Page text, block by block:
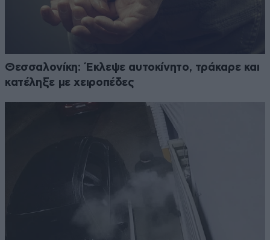
Θεσσαλονίκη: Έκλεψε αυτοκίνητο, τράκαρε και
κατέληξε με χειροπέδες